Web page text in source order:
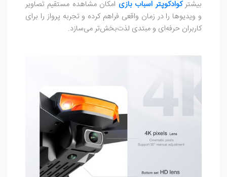
بیشترکوادکوپتر اسباب بازی امکان مشاهده مستقیم تصاویر
و ویدیوها را در زمان واقعی فراهم کرده و تجربه پرواز را برای
کاربران حرفه‌ای و مبتدی لذت‌بخش‌تر می‌سازد.